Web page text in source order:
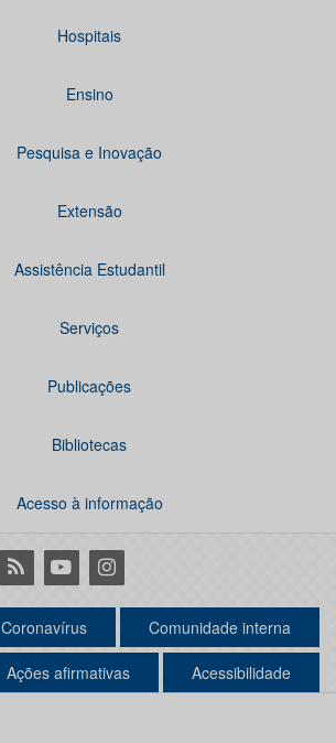
Hospitais
Ensino
Pesquisa e Inovação
Extensão
Assistência Estudantil
Serviços
Publicações
Bibliotecas
Acesso à informação
RSS YoutubeInstagram
Coronavírus Comunidade interna
Ações afirmativas Acessibilidade